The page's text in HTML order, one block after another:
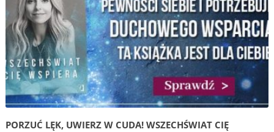
PORZUĆ LĘK, UWIERZ W CUDA! WSZECHŚWIAT CIĘ